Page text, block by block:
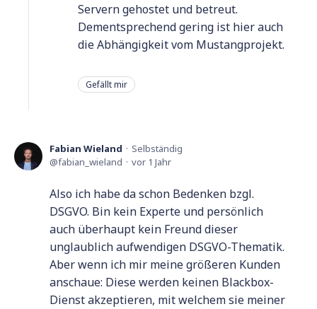
Servern gehostet und betreut.
Dementsprechend gering ist hier auch
die Abhängigkeit vom Mustangprojekt.
Gefällt mir
Fabian Wieland
Selbständig
fabian_wieland
vor 1 Jahr
Also ich habe da schon Bedenken bzgl.
DSGVO. Bin kein Experte und persönlich
auch überhaupt kein Freund dieser
unglaublich aufwendigen DSGVO-Thematik.
Aber wenn ich mir meine größeren Kunden
anschaue: Diese werden keinen Blackbox-
Dienst akzeptieren, mit welchem sie meiner